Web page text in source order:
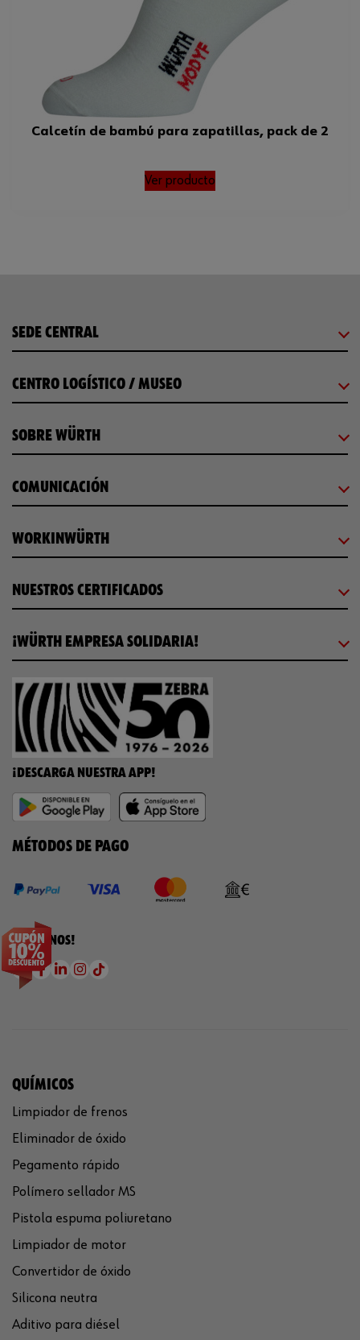
Calcetín de bambú para zapatillas, pack de 2
Ver producto
SEDE CENTRAL
CENTRO LOGÍSTICO / MUSEO
SOBRE WÜRTH
COMUNICACIÓN
WORKINWÜRTH
NUESTROS CERTIFICADOS
¡WÜRTH EMPRESA SOLIDARIA!
¡DESCARGA NUESTRA APP!
MÉTODOS DE PAGO
¡SÍGUENOS!
QUÍMICOS
Limpiador de frenos
Eliminador de óxido
Pegamento rápido
Polímero sellador MS
Pistola espuma poliuretano
Limpiador de motor
Convertidor de óxido
Silicona neutra
Aditivo para diésel